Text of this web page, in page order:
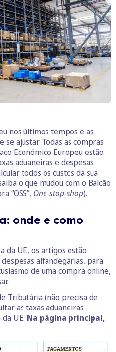
nos últimos tempos e as
ajustar. Todas as compras
Económico Europeu estão
aduaneiras e despesas
todos os custos da sua
o que mudou com o Balcão
“OSS”, One-stop-shop).
onde e como
da UE, os artigos estão
alfandegárias, para
de uma compra online,
Tributária (não precisa de
as taxas aduaneiras
UE. Na página principal,